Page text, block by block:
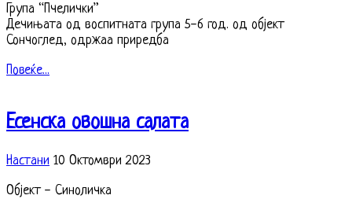
Група “Пчелички”
Дечињата од воспитната група 5-6 год. од објект
Сончоглед, одржаа приредба
Повеќе...
Есенска овошна салата
Настани 10 Октомври 2023
Објект - Синоличка